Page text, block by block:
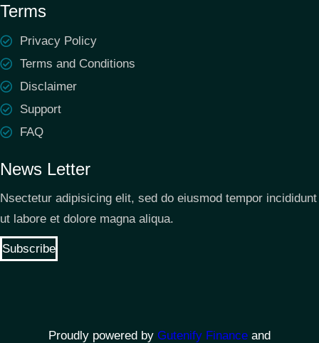
Terms
Privacy Policy
Terms and Conditions
Disclaimer
Support
FAQ
News Letter
Nsectetur adipisicing elit, sed do eiusmod tempor incididunt
ut labore et dolore magna aliqua.
Subscribe
Proudly powered by Gutenify Finance and